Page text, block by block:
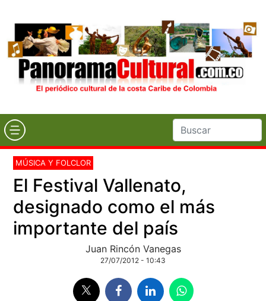
MÚSICA Y FOLCLOR
El Festival Vallenato,
designado como el más
importante del país
Juan Rincón Vanegas
27/07/2012 - 10:43